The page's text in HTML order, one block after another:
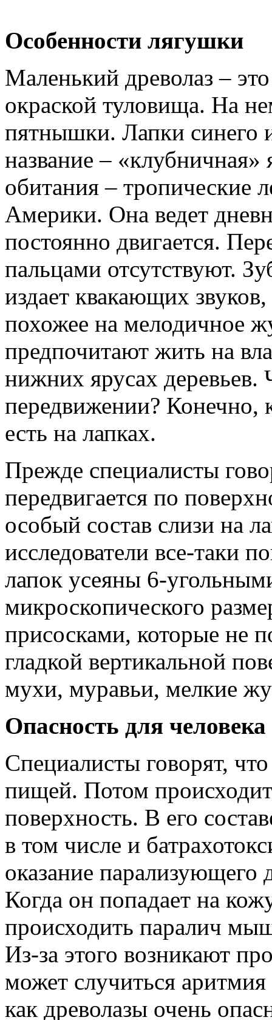
Особенности лягушки
Маленький древолаз –
окраской туловища. На
пятнышки. Лапки синего
название – «клубничная»
обитания –
Америки. Она ведет
постоянно двигается.
пальцами отсутствуют.
издает квакающих
похожее на мелодичное
предпочитают жить на
нижних ярусах деревьев.
передвижении? Конечно,
есть на лапках.
Прежде специалисты
передвигается по
особый состав слизи на
исследователи все-таки
лапок усеяны 6-
микроскопического
присосками, которые не
гладкой вертикальной
мухи, муравьи, мелкие
Опасность для человека
Специалисты говорят,
пищей. Потом
поверхность. В его
в том числе и
оказание парализующего
Когда он попадает на
происходить паралич
Из-за этого возникают
может случиться
как древолазы очень